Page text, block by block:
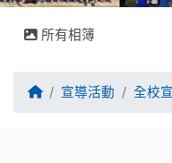
所有相簿
回首頁宣導活動 全校